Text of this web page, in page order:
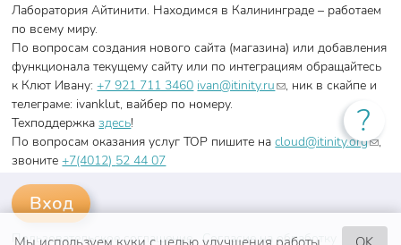
?
Лаборатория Айтинити. Находимся в Калининграде – работаем
по всему миру.
По вопросам создания нового сайта (магазина) или добавления
функционала текущему сайту или по интеграциям обращайтесь
к Клют Ивану:+7 921 711 3460 ivan@itinity.ru(link sends e-mail)
, ник в скайпе и
телеграме: ivanklut, вайбер по номеру.
Техподдержказдесь!
По вопросам оказания услуг ТОР пишите наcloud@itinity.org(link
,
звоните+7(4012) 52 44 07
Пользовательское соглашение Согласие на обработку